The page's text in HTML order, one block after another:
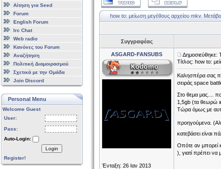
Αίτηση για Seed
Forum
English Forum
Irc Chat
Web radio
Κανόνες του Forum
Αναζήτηση
Πολιτική Διαμοιρασμού
Σχετικά με την Ομάδα
Join Discord
Personal Menu
Welcome Guest
User:
Pass:
Auto-Login:
Login
Register!
how to: μείωση μεγέθους αρχείου mkv.
Συγγραφέας
ASGARD-FANSUBS
Ένταξη: 26 Ιαν 2013
Δημοσιεύθηκε:
Τίτλος: how to:
Καλησπέρα σας
σειράς space
Στο θεμα μας....
1,5gb (τα θεωρώ
Τώρα όμως με
προηγούμενα.
κατεβάσει είναι
Οπότε αν μπορεί
), γιατί πρέπει